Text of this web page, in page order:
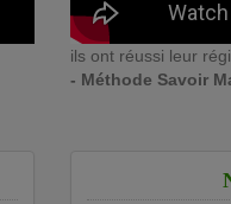
ils ont réussi leur
- Méthode Savoir